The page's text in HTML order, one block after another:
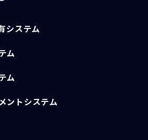
システム
ム
ム
ントシステム